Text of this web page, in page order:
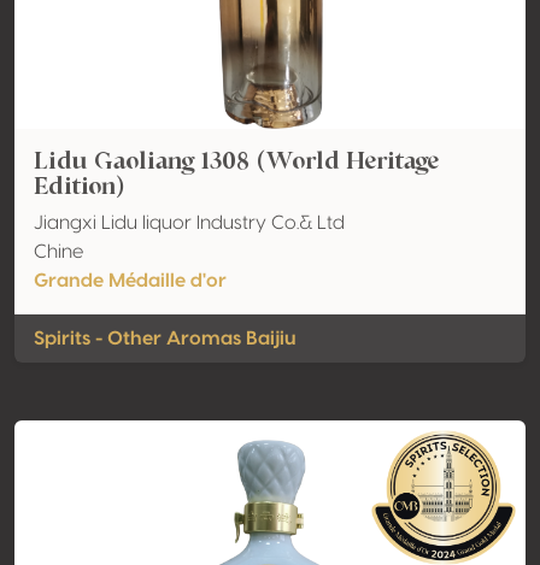
Lidu Gaoliang 1308 (World Heritage
Edition)
Jiangxi Lidu liquor Industry Co.& Ltd
Chine
Grande Médaille d'or
Spirits - Other Aromas Baijiu